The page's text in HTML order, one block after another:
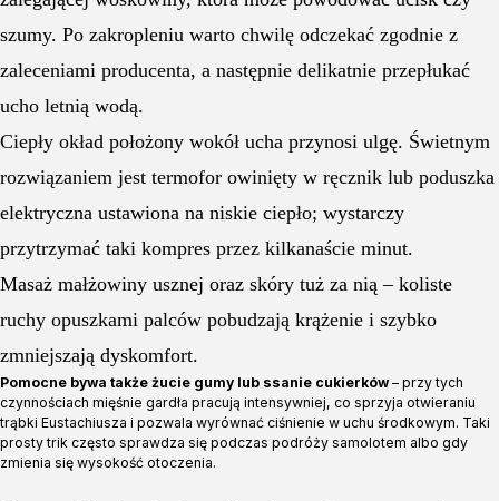
szumy. Po zakropleniu warto chwilę odczekać zgodnie z
zaleceniami producenta, a następnie delikatnie przepłukać
ucho letnią wodą.
Ciepły okład położony wokół ucha przynosi ulgę. Świetnym
rozwiązaniem jest termofor owinięty w ręcznik lub poduszka
elektryczna ustawiona na niskie ciepło; wystarczy
przytrzymać taki kompres przez kilkanaście minut.
Masaż małżowiny usznej oraz skóry tuż za nią – koliste
ruchy opuszkami palców pobudzają krążenie i szybko
zmniejszają dyskomfort.
Pomocne bywa także żucie gumy lub ssanie cukierków – przy tych
czynnościach mięśnie gardła pracują intensywniej, co sprzyja otwieraniu
trąbki Eustachiusza i pozwala wyrównać ciśnienie w uchu środkowym. Taki
prosty trik często sprawdza się podczas podróży samolotem albo gdy
zmienia się wysokość otoczenia.